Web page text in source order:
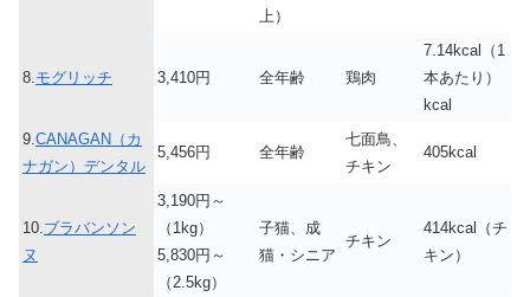
上）
8.モグリッチ 3,410円 全年齢 鶏肉
7.14kcal（1
本あたり）
kcal
9.CANAGAN（カ
ナガン）デンタル
5,456円 全年齢
七面鳥、
チキン
405kcal
10.ブラバンソン
ヌ
3,190円～
（1kg）
5,830円～
（2.5kg）
子猫、成
猫・シニア
チキン
414kcal（チ
キン）